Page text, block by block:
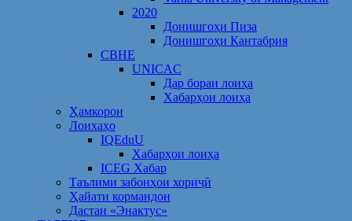
2020
Донишгоҳи Пиза
Донишгоҳи Кантабрия
CBHE
UNICAC
Дар бораи лоиҳа
Хабарҳои лоиҳа
Ҳамкорон
Лоихаҳо
IQEduU
Хабарҳои лоиҳа
ICEG Хабар
Таълими забонҳои хориҷӣ
Ҳайати кормандон
Дастаи «Энактус»